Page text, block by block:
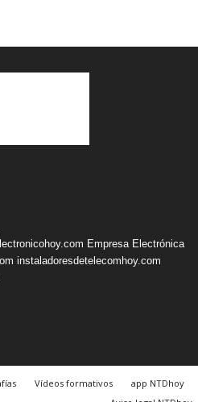
Empresa Electrónica
instaladoresdetelecomhoy.com
Vídeos formativos
app NTDhoy